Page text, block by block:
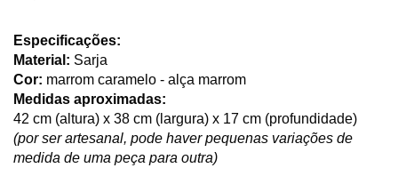
Especificações:
Material: Sarja
Cor: marrom caramelo - alça marrom
Medidas aproximadas:
42 cm (altura) x 38 cm (largura) x 17 cm (profundidade)
(por ser artesanal, pode haver pequenas variações de
medida de uma peça para outra)